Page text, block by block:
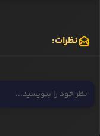
نظرات: